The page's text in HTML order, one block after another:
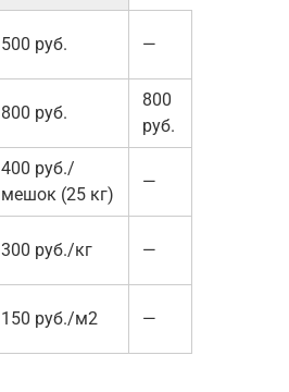
500 руб. —
800 руб.
800
руб.
400 руб./
мешок (25 кг)
—
300 руб./кг —
150 руб./м2 —